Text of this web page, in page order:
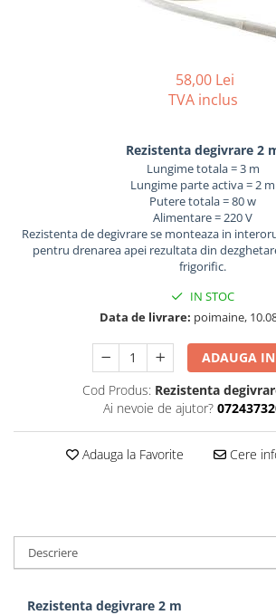
REZISTENTE DIGIVRARE
Ventilatoare turbina
VENTILATOARE AXIALE
Compresoare Cubigel R134a
VAPORIZATOARE LU-VE
58,00 Lei
TVA inclus
Rezistenta degivrare 2
Lungime totala = 3 m
Lungime parte activa = 2 m
Putere totala = 80 w
Alimentare = 220 V
Rezistenta de degivrare se monteaza in
pentru drenarea apei rezultata din
frigorific.
IN STOC
Data de livrare: poimaine,
ADAUGA IN
Cod Produs: Rezistenta
Ai nevoie de ajutor?
Adauga la Favorite Cere
Descriere
Rezistenta degivrare 2 m